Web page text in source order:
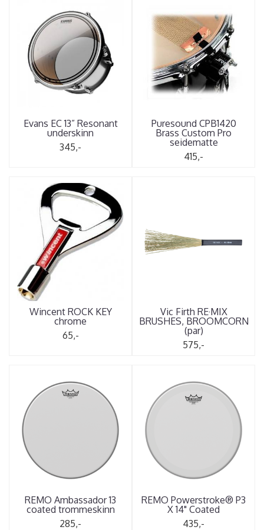
Evans EC 13” Resonant
underskinn
345,-
Puresound CPB1420
Brass Custom Pro
seidematte
415,-
Wincent ROCK KEY
chrome
65,-
Vic Firth RE·MIX
BRUSHES, BROOMCORN
(par)
575,-
REMO Ambassador 13
coated trommeskinn
285,-
REMO Powerstroke® P3
X 14" Coated
435,-